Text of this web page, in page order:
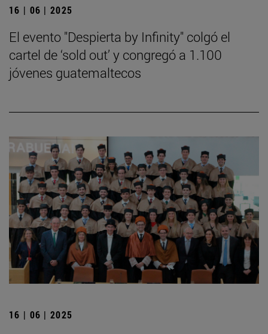
16 | 06 | 2025
El evento "Despierta by Infinity" colgó el
cartel de ‘sold out’ y congregó a 1.100
jóvenes guatemaltecos
16 | 06 | 2025